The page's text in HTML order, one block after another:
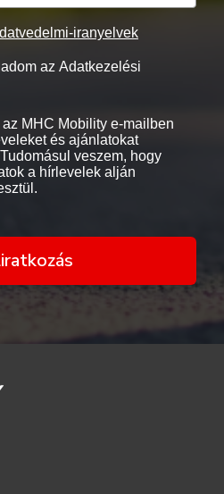
iranyelvek
az Adatkezelési
MHC Mobility e-mailben
és ajánlatokat
veszem, hogy
a hírlevelek alján